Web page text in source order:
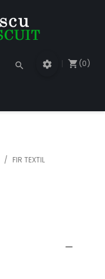
search settings shopping_cart (0)
FIR TEXTIL
